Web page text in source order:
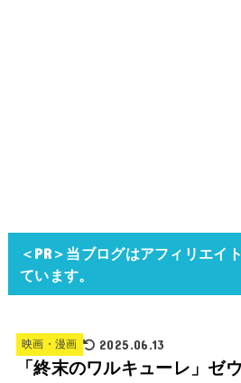
＜PR＞当ブログはアフィリエイ
ています。
映画・漫画 2025.06.13
「終末のワルキューレ」ゼ